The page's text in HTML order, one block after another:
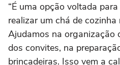
“É uma opção voltada
realizar um chá de
Ajudamos na organização
dos convites, na
brincadeiras. Isso vem a